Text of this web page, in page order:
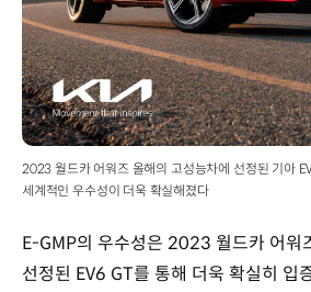
2023 월드카 어워즈 올해의 고성능차에 선정된 기아
세계적인 우수성이 더욱 확실해졌다
E-GMP의 우수성은 2023 월드카 어워
선정된 EV6 GT를 통해 더욱 확실히 입